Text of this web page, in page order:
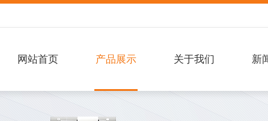
网站首页 产品展示 关于我们 新